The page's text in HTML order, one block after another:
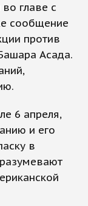
главе с
сообщение
против
Асада.
6 апреля,
и его
в